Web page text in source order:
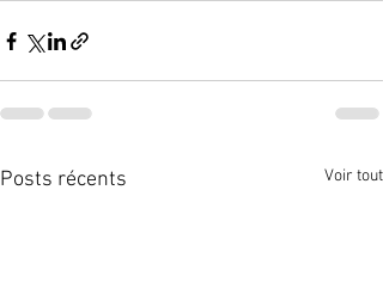
Posts récents Voir tout